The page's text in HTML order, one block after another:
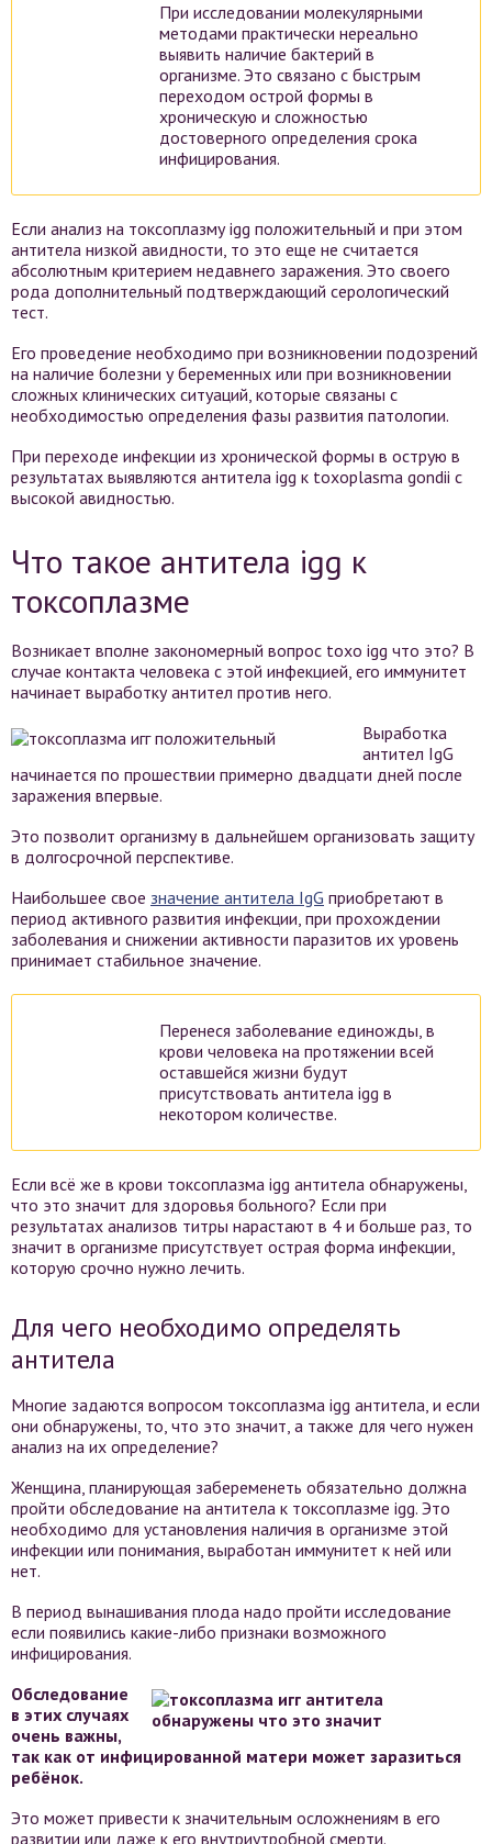
При исследовании молекулярными
методами практически нереально
выявить наличие бактерий в
организме. Это связано с быстрым
переходом острой формы в
хроническую и сложностью
достоверного определения срока
инфицирования.
Если анализ на токсоплазму igg положительный и при этом
антитела низкой авидности, то это еще не считается
абсолютным критерием недавнего заражения. Это своего
рода дополнительный подтверждающий серологический
тест.
Его проведение необходимо при возникновении подозрений
на наличие болезни у беременных или при возникновении
сложных клинических ситуаций, которые связаны с
необходимостью определения фазы развития патологии.
При переходе инфекции из хронической формы в острую в
результатах выявляются антитела igg к toxoplasma gondii с
высокой авидностью.
Что такое антитела igg к
токсоплазме
Возникает вполне закономерный вопрос toxo igg что это? В
случае контакта человека с этой инфекцией, его иммунитет
начинает выработку антител против него.
Выработка
антител IgG
начинается по прошествии примерно двадцати дней после
заражения впервые.
Это позволит организму в дальнейшем организовать защиту
в долгосрочной перспективе.
Наибольшее свое значение антитела IgG приобретают в
период активного развития инфекции, при прохождении
заболевания и снижении активности паразитов их уровень
принимает стабильное значение.
Перенеся заболевание единожды, в
крови человека на протяжении всей
оставшейся жизни будут
присутствовать антитела igg в
некотором количестве.
Если всё же в крови токсоплазма igg антитела обнаружены,
что это значит для здоровья больного? Если при
результатах анализов титры нарастают в 4 и больше раз, то
значит в организме присутствует острая форма инфекции,
которую срочно нужно лечить.
Для чего необходимо определять
антитела
Многие задаются вопросом токсоплазма igg антитела, и если
они обнаружены, то, что это значит, а также для чего нужен
анализ на их определение?
Женщина, планирующая забеременеть обязательно должна
пройти обследование на антитела к токсоплазме igg. Это
необходимо для установления наличия в организме этой
инфекции или понимания, выработан иммунитет к ней или
нет.
В период вынашивания плода надо пройти исследование
если появились какие-либо признаки возможного
инфицирования.
Обследование
в этих случаях
очень важны,
так как от инфицированной матери может заразиться
ребёнок.
Это может привести к значительным осложнениям в его
развитии или даже к его внутриутробной смерти.